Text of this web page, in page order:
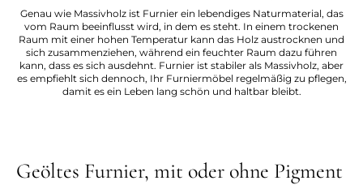
Genau wie Massivholz ist Furnier ein lebendiges Naturmaterial, das
vom Raum beeinflusst wird, in dem es steht. In einem trockenen
Raum mit einer hohen Temperatur kann das Holz austrocknen und
sich zusammenziehen, während ein feuchter Raum dazu führen
kann, dass es sich ausdehnt. Furnier ist stabiler als Massivholz, aber
es empfiehlt sich dennoch, Ihr Furniermöbel regelmäßig zu pflegen,
damit es ein Leben lang schön und haltbar bleibt.
Geöltes Furnier, mit oder ohne Pigment